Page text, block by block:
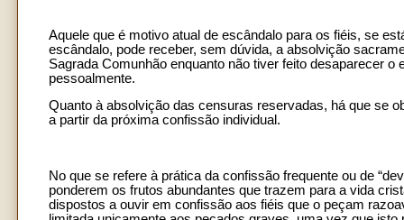
Aquele que é motivo atual de escândalo para os fiéis, se
escândalo, pode receber, sem dúvida, a absolvição
Sagrada Comunhão enquanto não tiver feito desaparecer
pessoalmente.
Quanto à absolvição das censuras reservadas, há que se
a partir da próxima confissão individual.
No que se refere à prática da confissão frequente ou de
ponderem os frutos abundantes que trazem para a vida
dispostos a ouvir em confissão aos fiéis que o peçam